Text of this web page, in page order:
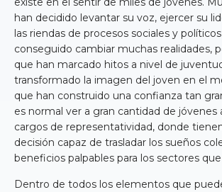
han decidido levantar su voz, ejercer su
las riendas de procesos sociales y
conseguido cambiar muchas realidades,
que han marcado hitos a nivel de
transformado la imagen del joven en el
que han construido una confianza tan
es normal ver a gran cantidad de jóvenes
cargos de representatividad, donde
decisión capaz de trasladar los sueños
beneficios palpables para los sectores
Dentro de todos los elementos que